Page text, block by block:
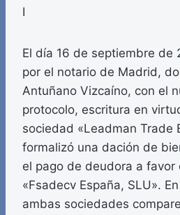
I
El día 16 de septiembre de
por el notario de Madrid,
Antuñano Vizcaíno, con el
protocolo, escritura en
sociedad «Leadman Trade
formalizó una dación de
el pago de deudora a favor
«Fsadecv España, SLU».
ambas sociedades